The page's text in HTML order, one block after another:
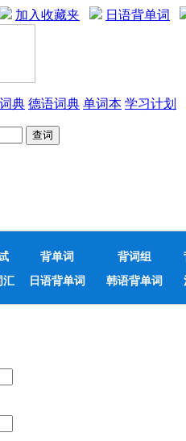
加入收藏夹 日语背单词
典 德语词典 单词本 学习计划
背单词 背词组
汇 日语背单词 韩语背单词